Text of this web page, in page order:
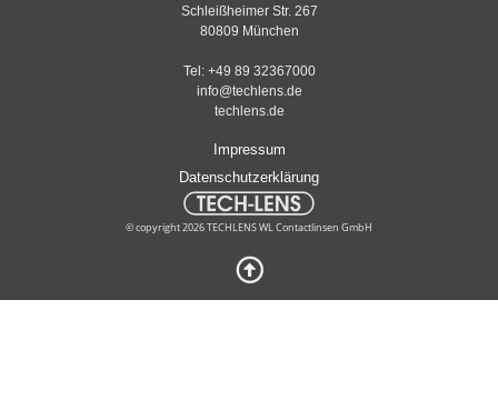
Schleißheimer Str. 267
80809 München
Tel: +49 89 32367000
info@techlens.de
techlens.de
Impressum
Datenschutzerklärung
© copyright 2026 TECHLENS WL Contactlinsen GmbH